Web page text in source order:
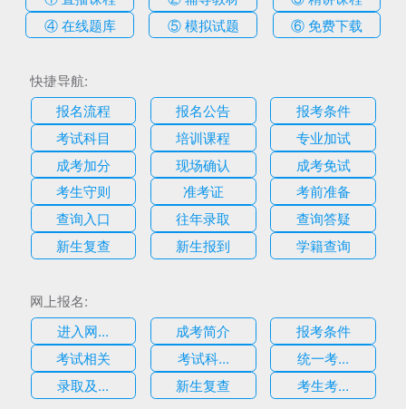
④ 在线题库
⑤ 模拟试题 ⑥ 免费下载
快捷导航:
报名流程
报名公告
报考条件
考试科目
培训课程
专业加试
成考加分
现场确认
成考免试
考生守则
准考证
考前准备
查询入口
往年录取
查询答疑
新生复查
新生报到 学籍查询
网上报名:
进入网...
成考简介
报考条件
考试相关
考试科...
统一考...
录取及...
新生复查 考生考...